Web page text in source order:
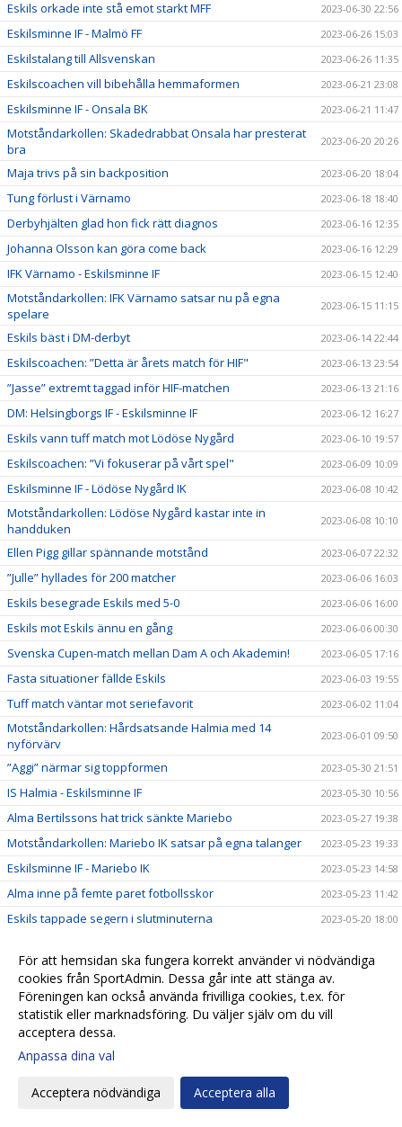
Eskils orkade inte stå emot starkt MFF 2023-06-30 22:56
Eskilsminne IF - Malmö FF 2023-06-26 15:03
Eskilstalang till Allsvenskan 2023-06-26 11:35
Eskilscoachen vill bibehålla hemmaformen 2023-06-21 23:08
Eskilsminne IF - Onsala BK 2023-06-21 11:47
Motståndarkollen: Skadedrabbat Onsala har presterat
bra
2023-06-20 20:26
Maja trivs på sin backposition 2023-06-20 18:04
Tung förlust i Värnamo 2023-06-18 18:40
Derbyhjälten glad hon fick rätt diagnos 2023-06-16 12:35
Johanna Olsson kan göra come back 2023-06-16 12:29
IFK Värnamo - Eskilsminne IF 2023-06-15 12:40
Motståndarkollen: IFK Värnamo satsar nu på egna
spelare
2023-06-15 11:15
Eskils bäst i DM-derbyt 2023-06-14 22:44
Eskilscoachen: ”Detta är årets match för HIF" 2023-06-13 23:54
”Jasse” extremt taggad inför HIF-matchen 2023-06-13 21:16
DM: Helsingborgs IF - Eskilsminne IF 2023-06-12 16:27
Eskils vann tuff match mot Lödöse Nygård 2023-06-10 19:57
Eskilscoachen: ”Vi fokuserar på vårt spel" 2023-06-09 10:09
Eskilsminne IF - Lödöse Nygård IK 2023-06-08 10:42
Motståndarkollen: Lödöse Nygård kastar inte in
handduken
2023-06-08 10:10
Ellen Pigg gillar spännande motstånd 2023-06-07 22:32
”Julle” hyllades för 200 matcher 2023-06-06 16:03
Eskils besegrade Eskils med 5-0 2023-06-06 16:00
Eskils mot Eskils ännu en gång 2023-06-06 00:30
Svenska Cupen-match mellan Dam A och Akademin! 2023-06-05 17:16
Fasta situationer fällde Eskils 2023-06-03 19:55
Tuff match väntar mot seriefavorit 2023-06-02 11:04
Motståndarkollen: Hårdsatsande Halmia med 14
nyförvärv
2023-06-01 09:50
”Aggi” närmar sig toppformen 2023-05-30 21:51
IS Halmia - Eskilsminne IF 2023-05-30 10:56
Alma Bertilssons hat trick sänkte Mariebo 2023-05-27 19:38
Motståndarkollen: Mariebo IK satsar på egna talanger 2023-05-23 19:33
Eskilsminne IF - Mariebo IK 2023-05-23 14:58
Alma inne på femte paret fotbollsskor 2023-05-23 11:42
Eskils tappade segern i slutminuterna 2023-05-20 18:00
Motståndarkollen: IFK Göteborg jobbar med liten trupp 2023-05-17 13:38
Ingen ljusning på skadefronten 2023-05-17 13:37
Alva Hed hyllar Eskils fysik och kondition 2023-05-16 19:31
Kämpamatch när Eskils kryssade
Eskilscoachen: ”Bra tillfälle studsa tillbaka"
Dags för ”Tjejdagen" på söndag
För att hemsidan ska fungera korrekt använder vi nödvändiga
cookies från SportAdmin. Dessa går inte att stänga av.
Föreningen kan också använda frivilliga cookies, t.ex. för
statistik eller marknadsföring. Du väljer själv om du vill
acceptera dessa.
Anpassa dina val
Acceptera nödvändiga Acceptera alla